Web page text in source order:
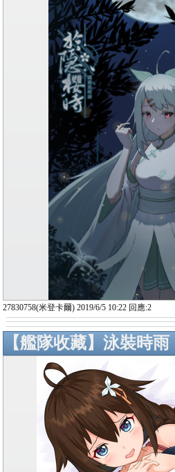
27830758(米登卡爾) 2019/6/5 10:22 回應:2
【艦隊收藏】泳裝時雨